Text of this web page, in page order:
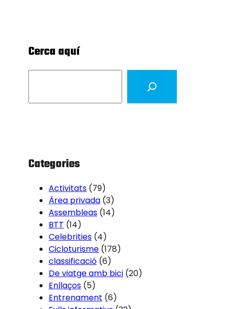
Cerca aquí
Categories
Activitats (79)
Àrea privada (3)
Assembleas (14)
BTT (14)
Celebrities (4)
Cicloturisme (178)
classificació (6)
De viatge amb bici (20)
Enllaços (5)
Entrenament (6)